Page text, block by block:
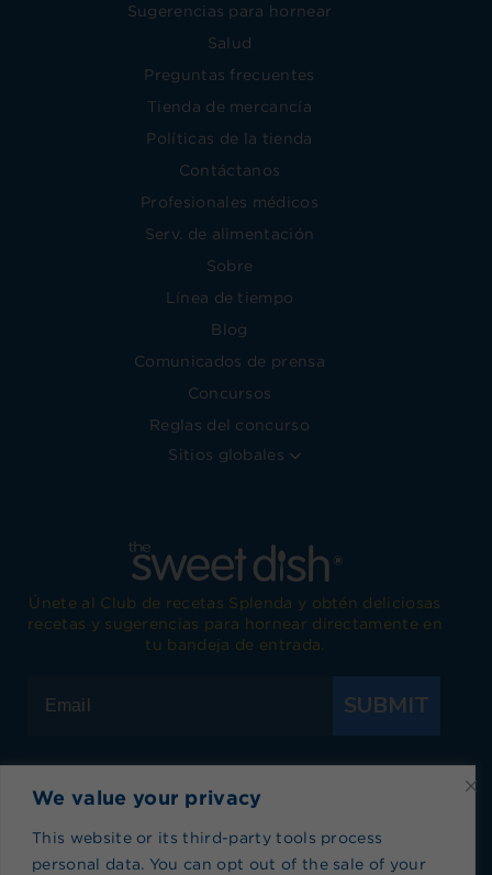
We value your privacy
This website or its third-party tools process
personal data. You can opt out of the sale of your
Sugerencias para hornear
Salud
Preguntas frecuentes
Tienda de mercancía
Políticas de la tienda
Contáctanos
Profesionales médicos
Serv. de alimentación
Sobre
Línea de tiempo
Blog
Comunicados de prensa
Concursos
Reglas del concurso
Sitios globales
Únete al Club de recetas Splenda y obtén deliciosas
recetas y sugerencias para hornear directamente en
tu bandeja de entrada.
SUBMIT
Visita Splenda en Facebook
Visita Splenda en Instagram
Visita Splenda en Twitter